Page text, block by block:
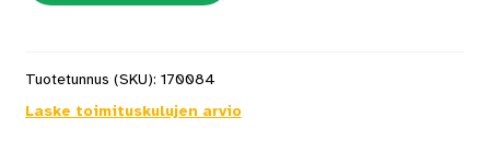
Tuotetunnus (SKU): 170084
Laske toimituskulujen arvio